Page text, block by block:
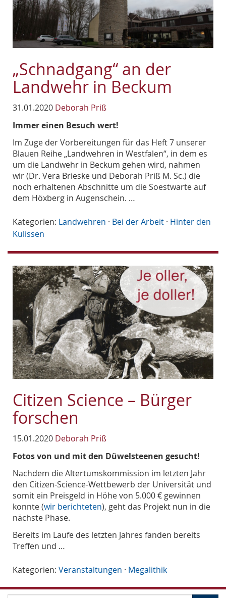
„Schnadgang“ an der
Landwehr in Beckum
31.01.2020 Deborah Priß
Immer einen Besuch wert!
Im Zuge der Vorbereitungen für das Heft 7 unserer
Blauen Reihe „Landwehren in Westfalen“, in dem es
um die Landwehr in Beckum gehen wird, nahmen
wir (Dr. Vera Brieske und Deborah Priß M. Sc.) die
noch erhaltenen Abschnitte um die Soestwarte auf
dem Höxberg in Augenschein. …
Kategorien: Landwehren · Bei der Arbeit · Hinter den
Kulissen
Citizen Science – Bürger
forschen
15.01.2020 Deborah Priß
Fotos von und mit den Düwelsteenen gesucht!
Nachdem die Altertumskommission im letzten Jahr
den Citizen-Science-Wettbewerb der Universität und
somit ein Preisgeld in Höhe von 5.000 € gewinnen
konnte (wir berichteten), geht das Projekt nun in die
nächste Phase.
Bereits im Laufe des letzten Jahres fanden bereits
Treffen und …
Kategorien: Veranstaltungen · Megalithik